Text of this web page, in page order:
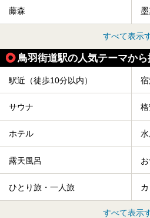
藤森
すべて表示
鳥羽街道駅の人気テーマから
駅近（徒歩10分以内）
サウナ 格
ホテル 水
露天風呂
ひとり旅・一人旅
すべて表示